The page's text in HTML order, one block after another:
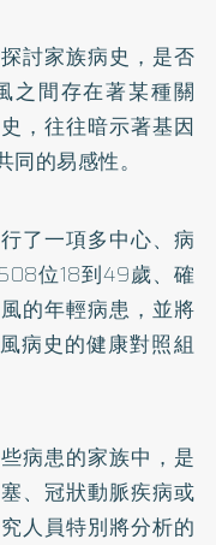
討家族病史，是否
之間存在著某種關
，往往暗示著基因
的易感性。
了一項多中心、病
位18到49歲、確
的年輕病患，並將
病史的健康對照組
病患的家族中，是
、冠狀動脈疾病或
人員特別將分析的